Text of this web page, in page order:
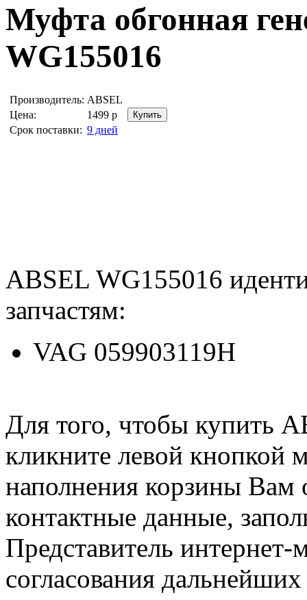
Муфта обгонная
WG155016
Производитель: ABSEL
Цена:
1499 р
Срок поставки: 9 дней
ABSEL WG155016
запчастям:
VAG 059903119H
Для того, чтобы купить
кликните левой
наполнения корзины Вам
контактные данные,
Представитель
согласования